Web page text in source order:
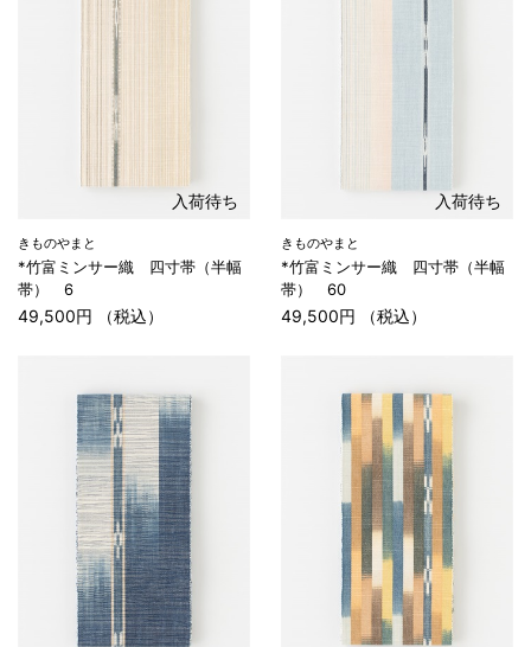
入荷待ち
きものやまと
*竹富ミンサー織 四寸帯（半幅
帯） 6
49,500円 （税込）
入荷待ち
きものやまと
*竹富ミンサー織 四寸帯（半幅
帯） 60
49,500円 （税込）